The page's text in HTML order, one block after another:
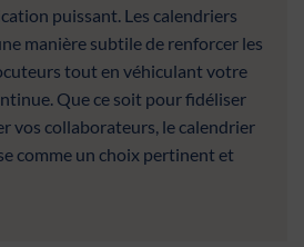
puissant. Les calendriers
manière subtile de renforcer les
tout en véhiculant votre
Que ce soit pour fidéliser
vos collaborateurs, le calendrier
comme un choix pertinent et